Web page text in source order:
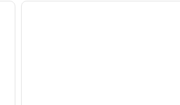
一張圖片
第 1 頁，共 12 頁